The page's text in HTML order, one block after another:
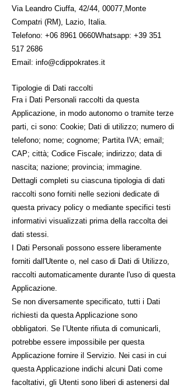
Via Leandro Ciuffa, 42/44, 00077, Monte
Compatri (RM), Lazio, Italia.
Telefono: +06 8961 0660Whatsapp: +39 351
517 2686
Email: info@cdippokrates.it
Tipologie di Dati raccolti
Fra i Dati Personali raccolti da questa
Applicazione, in modo autonomo o tramite terze
parti, ci sono: Cookie; Dati di utilizzo; numero di
telefono; nome; cognome; Partita IVA; email;
CAP; città; Codice Fiscale; indirizzo; data di
nascita; nazione; provincia; immagine.
Dettagli completi su ciascuna tipologia di dati
raccolti sono forniti nelle sezioni dedicate di
questa privacy policy o mediante specifici testi
informativi visualizzati prima della raccolta dei
dati stessi.
I Dati Personali possono essere liberamente
forniti dall'Utente o, nel caso di Dati di Utilizzo,
raccolti automaticamente durante l'uso di questa
Applicazione.
Se non diversamente specificato, tutti i Dati
richiesti da questa Applicazione sono
obbligatori. Se l’Utente rifiuta di comunicarli,
potrebbe essere impossibile per questa
Applicazione fornire il Servizio. Nei casi in cui
questa Applicazione indichi alcuni Dati come
facoltativi, gli Utenti sono liberi di astenersi dal